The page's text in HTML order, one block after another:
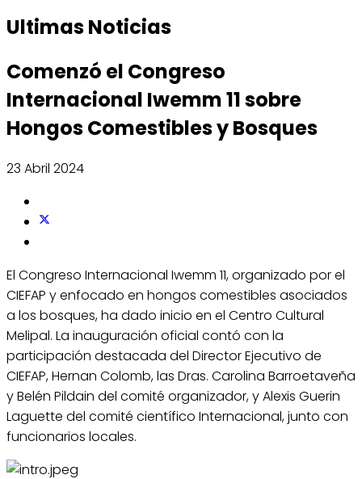
Ultimas Noticias
Comenzó el Congreso
Internacional Iwemm 11 sobre
Hongos Comestibles y Bosques
23 Abril 2024
El Congreso Internacional Iwemm 11, organizado por el
CIEFAP y enfocado en hongos comestibles asociados
a los bosques, ha dado inicio en el Centro Cultural
Melipal. La inauguración oficial contó con la
participación destacada del Director Ejecutivo de
CIEFAP, Hernan Colomb, las Dras. Carolina Barroetaveña
y Belén Pildain del comité organizador, y Alexis Guerin
Laguette del comité científico Internacional, junto con
funcionarios locales.